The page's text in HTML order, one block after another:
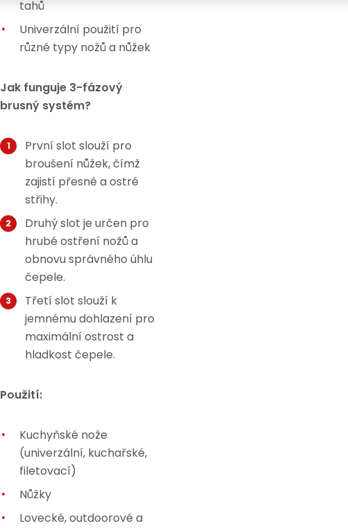
tahů
Univerzální použití pro
různé typy nožů a nůžek
Jak funguje 3-fázový
brusný systém?
První slot slouží pro
broušení nůžek, čímž
zajistí přesné a ostré
střihy.
Druhý slot je určen pro
hrubé ostření nožů a
obnovu správného úhlu
čepele.
Třetí slot slouží k
jemnému dohlazení pro
maximální ostrost a
hladkost čepele.
Použití:
Kuchyňské nože
(univerzální, kuchařské,
filetovací)
Nůžky
Lovecké, outdoorové a